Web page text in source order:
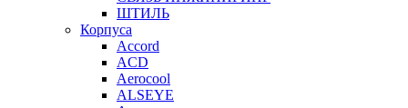
ШТИЛЬ
Корпуса
Accord
ACD
Aerocool
ALSEYE